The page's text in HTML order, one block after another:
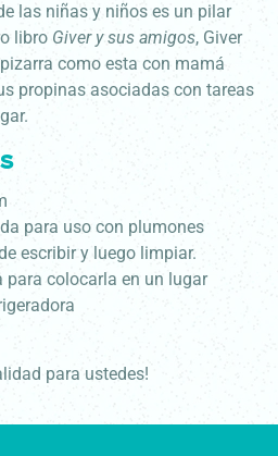
las niñas y niños es un pilar
libro Giver y sus amigos, Giver
como esta con mamá
propinas asociadas con tareas
para uso con plumones
escribir y luego limpiar.
para colocarla en un lugar
para ustedes!